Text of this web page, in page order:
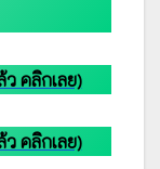
คลิกเลย)
คลิกเลย)